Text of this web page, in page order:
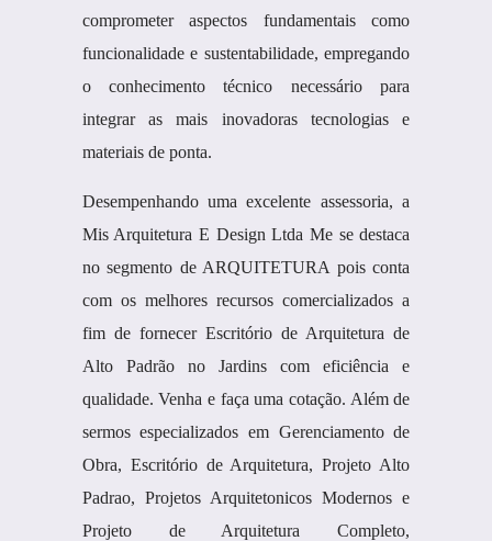
comprometer aspectos fundamentais como
funcionalidade e sustentabilidade, empregando
o conhecimento técnico necessário para
integrar as mais inovadoras tecnologias e
materiais de ponta.
Desempenhando uma excelente assessoria, a
Mis Arquitetura E Design Ltda Me se destaca
no segmento de ARQUITETURA pois conta
com os melhores recursos comercializados a
fim de fornecer Escritório de Arquitetura de
Alto Padrão no Jardins com eficiência e
qualidade. Venha e faça uma cotação. Além de
sermos especializados em Gerenciamento de
Obra, Escritório de Arquitetura, Projeto Alto
Padrao, Projetos Arquitetonicos Modernos e
Projeto de Arquitetura Completo,